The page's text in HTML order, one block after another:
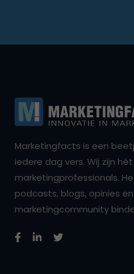
Marketingfacts is een
iedere dag vers. Wij zijn
marketingprofessionals.
podcasts, blogs, opinies
marketingcommunity